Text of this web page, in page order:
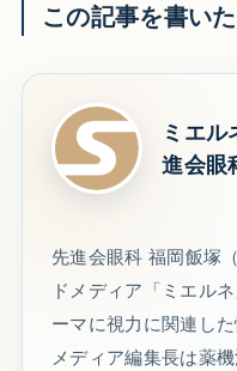
この記事を書い
ミエル
進会眼
先進会眼科 福岡飯塚
ドメディア「ミエル
ーマに視力に関連し
メディア編集長は薬